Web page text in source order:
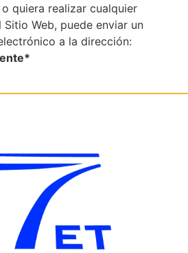
quiera realizar cualquier
Web, puede enviar un
a la dirección: